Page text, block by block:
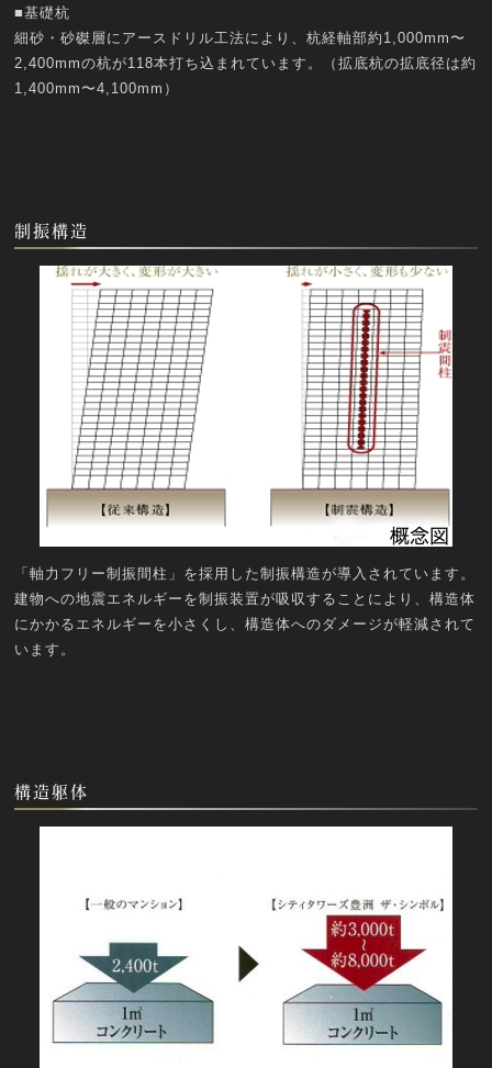
■基礎杭
細砂・砂磔層にアースドリル工法により、杭経軸部約1,000mm〜
2,400mmの杭が118本打ち込まれています。（拡底杭の拡底径は約
1,400mm〜4,100mm）
制振構造
「軸力フリー制振間柱」を採用した制振構造が導入されています。
建物への地震エネルギーを制振装置が吸収することにより、構造体
にかかるエネルギーを小さくし、構造体へのダメージが軽減されて
います。
構造躯体